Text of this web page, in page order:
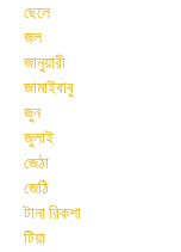
ছেলে
জল
জানুয়ারী
জামাইবাবু
জুন
জুলাই
জেঠা
জেঠি
টানা রিকশা
টিয়া